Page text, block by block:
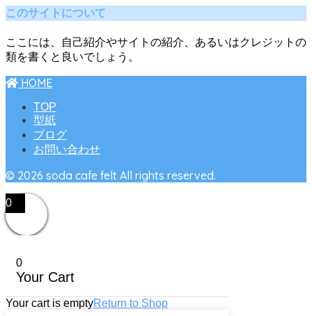
このサイトについて
ここには、自己紹介やサイトの紹介、あるいはクレジットの
類を書くと良いでしょう。
HOME
TOP
型紙
ブログ
お問い合わせ
© 2026 soda cafe felt All rights reserved.
0
0
Your Cart
Your cart is emptyReturn to Shop